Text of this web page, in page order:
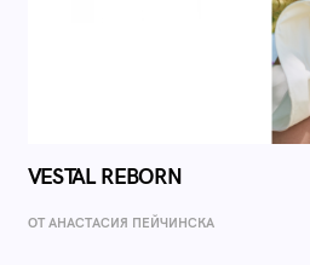
VESTAL REBORN
ОТ AНАСТАСИЯ ПЕЙЧИНСКА